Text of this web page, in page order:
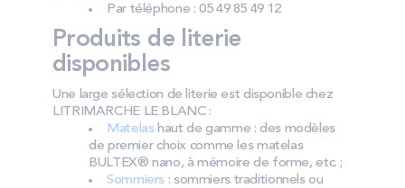
Par téléphone : 05 49 85 49 12
Produits de literie
disponibles
Une large sélection de literie est disponible chez
LITRIMARCHE LE BLANC :
Matelashaut de gamme : des modèles
de premier choix comme les matelas
BULTEX® nano, à mémoire de forme, etc. ;
Sommiers : sommiers traditionnels ou